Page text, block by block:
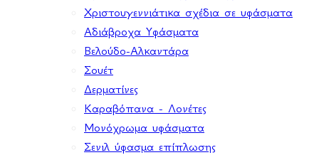
Χριστουγεννιάτικα σχέδια σε υφάσματα
Αδιάβροχα Υφάσματα
Βελούδο-Αλκαντάρα
Σουέτ
Δερματίνες
Καραβόπανα - Λονέτες
Μονόχρωμα υφάσματα
Σενιλ ύφασμα επίπλωσης